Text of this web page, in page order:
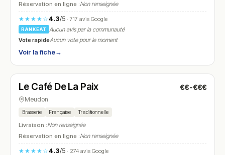
Réservation en ligne :Non renseignée
★★★★☆4.3/5· 717 avis Google
RANKEAT
Aucun avis par la communauté
Vote rapideAucun vote pour le moment
Voir la fiche→
N° 14
Le Café De La Paix €€-€€€
Meudon
Brasserie Française Traditionnelle
Livraison :Non renseignée
Réservation en ligne :Non renseignée
★★★★☆4.3/5· 274 avis Google